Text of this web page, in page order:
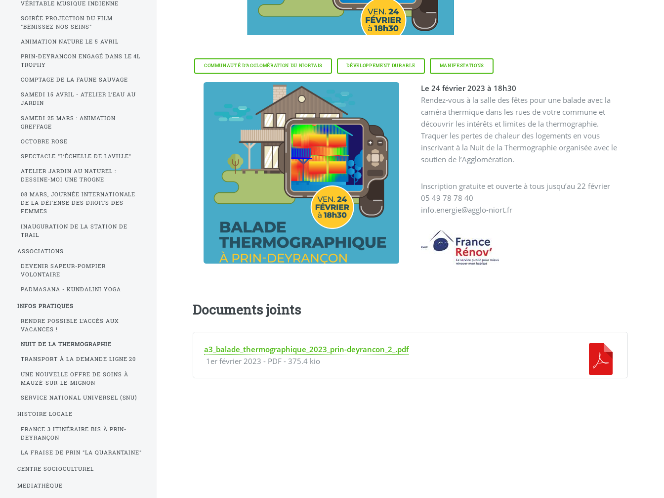
COMMUNAUTÉ D’AGGLOMÉRATION DU NIORTAIS DÉVELOPPEMENT DURABLE MANIFESTATIONS
Le 24 février 2023 à 18h30
Rendez-vous à la salle des fêtes pour une balade avec la
caméra thermique dans les rues de votre commune et
découvrir les intérêts et limites de la thermographie.
Traquer les pertes de chaleur des logements en vous
inscrivant à la Nuit de la Thermographie organisée avec le
soutien de l’Agglomération.
Inscription gratuite et ouverte à tous jusqu’au 22 février
05 49 78 78 40
info.energie@agglo-niort.fr
Documents joints
a3_balade_thermographique_2023_prin-deyrancon_2_.pdf
1er février 2023 - PDF -375.4 kio
VÉRITABLE MUSIQUE INDIENNE
SOIRÉE PROJECTION DU FILM
"BÉNISSEZ NOS SEINS"
ANIMATION NATURE LE 5 AVRIL
PRIN-DEYRANCON ENGAGÉ DANS LE 4L
TROPHY
COMPTAGE DE LA FAUNE SAUVAGE
SAMEDI 15 AVRIL - ATELIER L’EAU AU
JARDIN
SAMEDI 25 MARS : ANIMATION
GREFFAGE
OCTOBRE ROSE
SPECTACLE "L’ÉCHELLE DE LAVILLE"
ATELIER JARDIN AU NATUREL :
DESSINE-MOI UNE TROGNE
08 MARS, JOURNÉE INTERNATIONALE
DE LA DÉFENSE DES DROITS DES
FEMMES
INAUGURATION DE LA STATION DE
TRAIL
ASSOCIATIONS
DEVENIR SAPEUR-POMPIER
VOLONTAIRE
PADMASANA - KUNDALINI YOGA
INFOS PRATIQUES
RENDRE POSSIBLE L’ACCÈS AUX
VACANCES !
NUIT DE LA THERMOGRAPHIE
TRANSPORT À LA DEMANDE LIGNE 20
UNE NOUVELLE OFFRE DE SOINS À
MAUZÉ-SUR-LE-MIGNON
SERVICE NATIONAL UNIVERSEL (SNU)
HISTOIRE LOCALE
FRANCE 3 ITINÉRAIRE BIS À PRIN-
DEYRANÇON
LA FRAISE DE PRIN "LA QUARANTAINE"
CENTRE SOCIOCULTUREL
MEDIATHÈQUE